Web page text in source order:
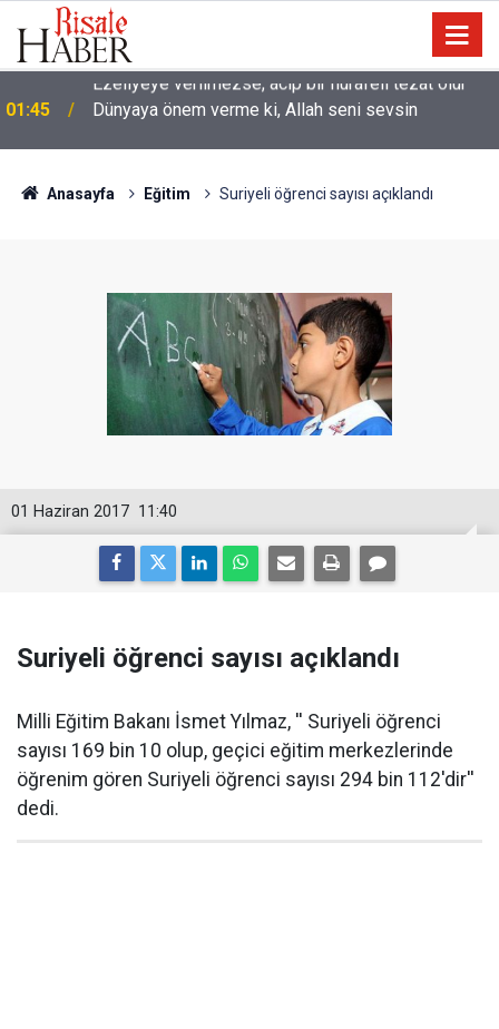
01:45 Dünyaya önem verme ki, Allah seni sevsin
Anasayfa Eğitim Suriyeli öğrenci sayısı açıklandı
11:40
01 Haziran 2017
Suriyeli öğrenci sayısı açıklandı
Milli Eğitim Bakanı İsmet Yılmaz, '' Suriyeli öğrenci
sayısı 169 bin 10 olup, geçici eğitim merkezlerinde
öğrenim gören Suriyeli öğrenci sayısı 294 bin 112'dir''
dedi.